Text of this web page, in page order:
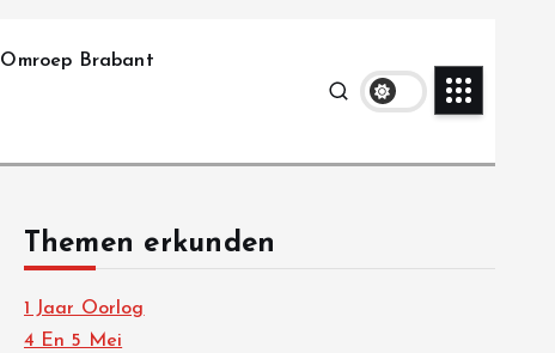
Omroep Brabant
Themen erkunden
1 Jaar Oorlog
4 En 5 Mei